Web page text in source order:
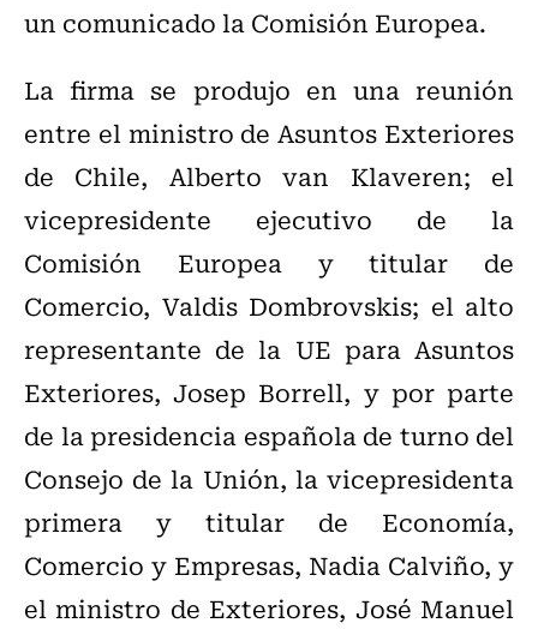
un comunicado la Comisión Europea.
La firma se produjo en una reunión
entre el ministro de Asuntos Exteriores
de Chile, Alberto van Klaveren; el
vicepresidente ejecutivo de la
Comisión Europea y titular de
Comercio, Valdis Dombrovskis; el alto
representante de la UE para Asuntos
Exteriores, Josep Borrell, y por parte
de la presidencia española de turno del
Consejo de la Unión, la vicepresidenta
primera y titular de Economía,
Comercio y Empresas, Nadia Calviño, y
el ministro de Exteriores, José Manuel